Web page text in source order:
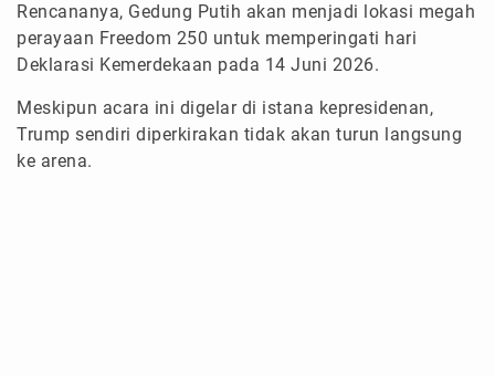
Rencananya, Gedung Putih akan menjadi lokasi megah
perayaan Freedom 250 untuk memperingati hari
Deklarasi Kemerdekaan pada 14 Juni 2026.
Meskipun acara ini digelar di istana kepresidenan,
Trump sendiri diperkirakan tidak akan turun langsung
ke arena.